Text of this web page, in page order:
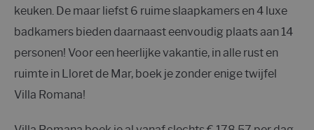
keuken. De maar liefst 6 ruime slaapkamers en 4 luxe
badkamers bieden daarnaast eenvoudig plaats aan 14
personen! Voor een heerlijke vakantie, in alle rust en
ruimte in Lloret de Mar, boek je zonder enige twijfel
Villa Romana!